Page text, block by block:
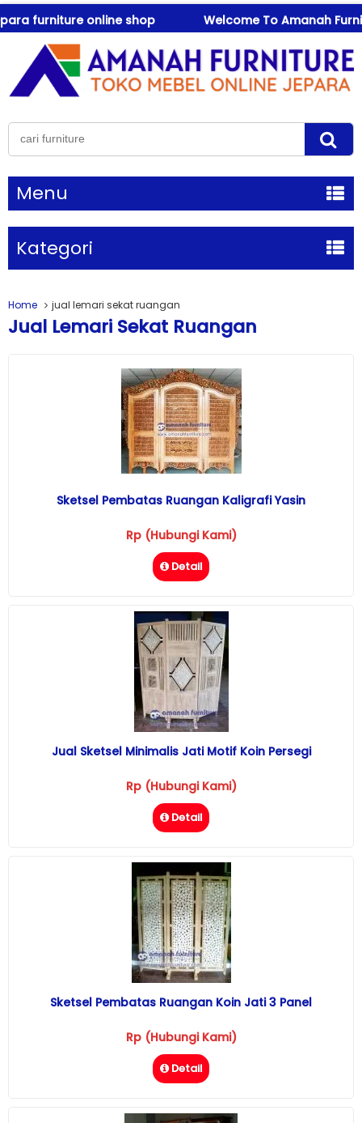
furniture online shop Welcome To Amanah
Menu
Kategori
Home jual lemari sekat ruangan
Jual Lemari Sekat Ruangan
Sketsel Pembatas Ruangan Kaligrafi Yasin
Rp (Hubungi Kami)
Detail
Jual Sketsel Minimalis Jati Motif Koin Persegi
Rp (Hubungi Kami)
Detail
Sketsel Pembatas Ruangan Koin Jati 3 Panel
Rp (Hubungi Kami)
Detail